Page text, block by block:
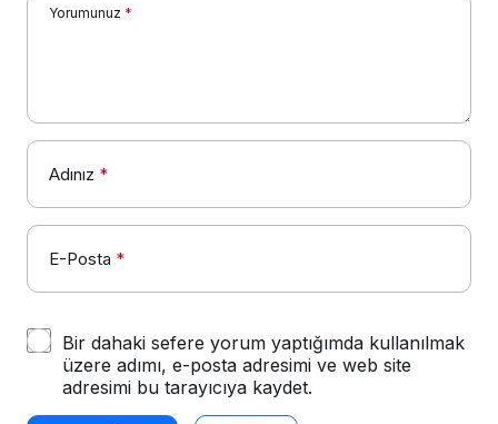
Yorumunuz *
Adınız *
E-Posta *
Bir dahaki sefere yorum yaptığımda kullanılmak
üzere adımı, e-posta adresimi ve web site
adresimi bu tarayıcıya kaydet.